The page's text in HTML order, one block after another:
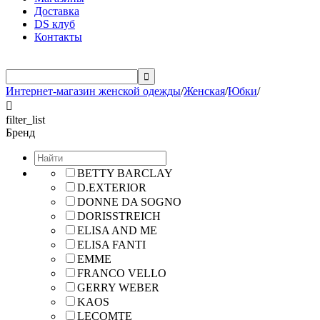
Доставка
DS клуб
Контакты

Интернет-магазин женской одежды/Женская/Юбки/

filter_list
Бренд
BETTY BARCLAY
D.EXTERIOR
DONNE DA SOGNO
DORISSTREICH
ELISA AND ME
ELISA FANTI
EMME
FRANCO VELLO
GERRY WEBER
KAOS
LECOMTE